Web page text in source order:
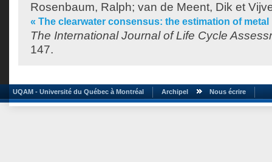
Rosenbaum, Ralph; van de Meent, Dik et
« The clearwater consensus: the estimation of
The International Journal of Life Cycle
147.
UQAM - Université du Québec à Montréal Archipel Nous écrire